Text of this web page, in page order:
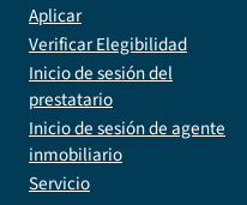
Aplicar
Verificar Elegibilidad
Inicio de sesión del
prestatario
Inicio de sesión de agente
inmobiliario
Servicio